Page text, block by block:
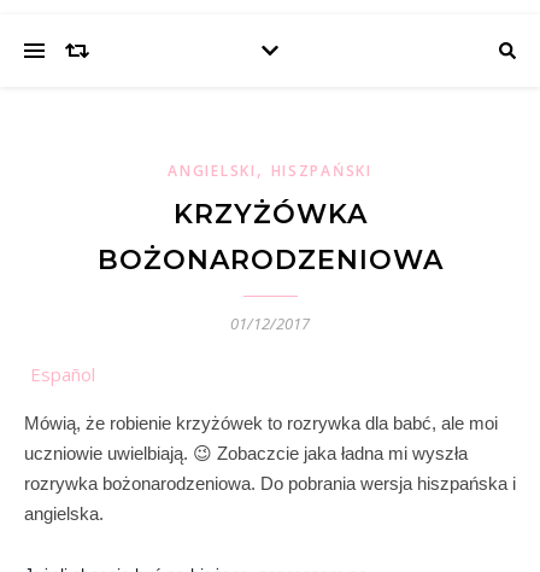
ANGIELSKI , HISZPAŃSKI
KRZYŻÓWKA
BOŻONARODZENIOWA
01/12/2017
Español
Mówią, że robienie krzyżówek to rozrywka dla babć, ale moi
uczniowie uwielbiają. 😉 Zobaczcie jaka ładna mi wyszła
rozrywka bożonarodzeniowa. Do pobrania wersja hiszpańska i
angielska.